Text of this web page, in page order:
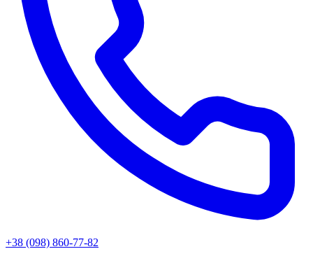
+38 (098) 860-77-82